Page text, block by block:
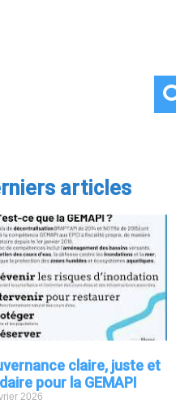
articles
claire, juste et
pour la GEMAPI
2026